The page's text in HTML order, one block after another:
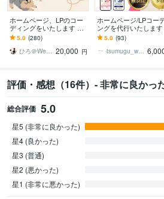
ホームページ、LPのコー
ディングをいたします レ
スポンシブ対応可能！素
早く丁寧にコーディング
いたします！
5.0 (280)
ひろ＠Webコーダー 20,000 円
ホームページ/LPコー
ングを代行いたします
rdPress対応もお任せ｜
ーディング代行！
5.0 (93)
tsumugu_web制作
評価・感想（16件）- 非常に良かっ
総合評価 5.0
星5 (非常に良かった)
星4 (良かった)
星3 (普通)
星2 (悪かった)
星1 (非常に悪かった)